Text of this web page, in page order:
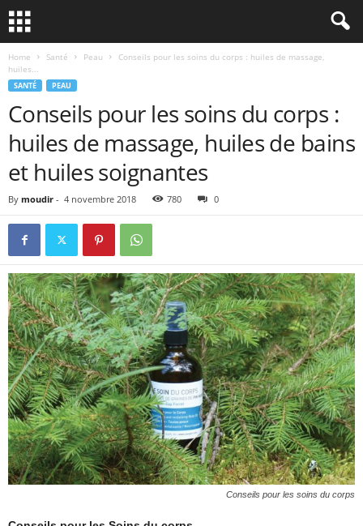
Home Santé Peau
Conseils pour les soins du corps : huiles de massage,
huiles...
SANTÉ PEAU
Conseils pour les soins du corps :
huiles de massage, huiles de bains
et huiles soignantes
By moudir - 4 novembre 2018 780 0
Conseils pour les soins du corps